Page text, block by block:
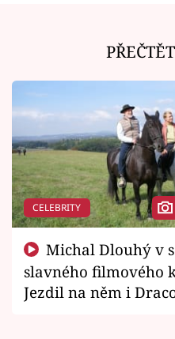
Sledujte nás
CELEBRITY
slavného filmového
Jezdil na něm i